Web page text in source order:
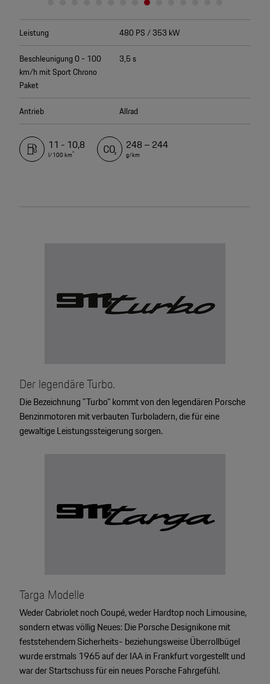
480 PS / 353 kW
Leistung
3,5 s
Beschleunigung 0 - 100
km/h mit Sport Chrono
Paket
Allrad
Antrieb
11 - 10,8
l/100 km*
248 – 244
g/km
Der legendäre Turbo.
Die Bezeichnung "Turbo" kommt von den legendären Porsche
Benzinmotoren mit verbauten Turboladern, die für eine
gewaltige Leistungssteigerung sorgen.
Targa Modelle
Weder Cabriolet noch Coupé, weder Hardtop noch Limousine,
sondern etwas völlig Neues: Die Porsche Designikone mit
feststehendem Sicherheits- beziehungsweise Überrollbügel
wurde erstmals 1965 auf der IAA in Frankfurt vorgestellt und
war der Startschuss für ein neues Porsche Fahrgefühl.